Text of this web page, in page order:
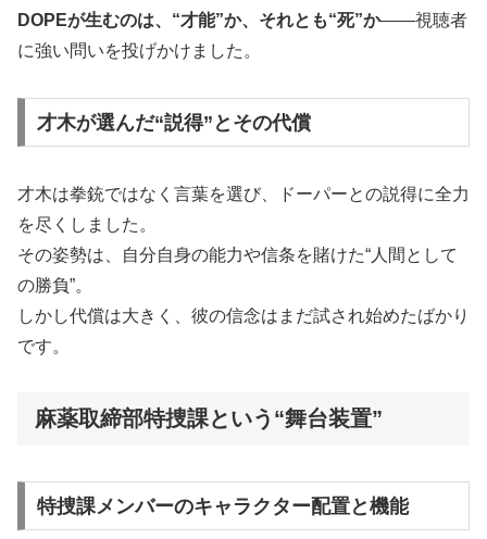
DOPEが生むのは、“才能”か、それとも“死”か——視聴者
に強い問いを投げかけました。
才木が選んだ“説得”とその代償
才木は拳銃ではなく言葉を選び、ドーパーとの説得に全力
を尽くしました。
その姿勢は、自分自身の能力や信条を賭けた“人間として
の勝負”。
しかし代償は大きく、彼の信念はまだ試され始めたばかり
です。
麻薬取締部特捜課という“舞台装置”
特捜課メンバーのキャラクター配置と機能